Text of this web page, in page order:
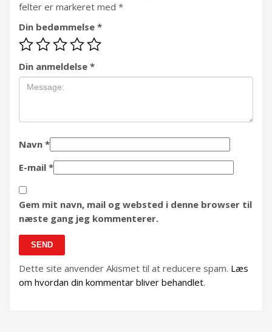
felter er markeret med *
Din bedømmelse *
Din anmeldelse *
Navn *
E-mail *
Gem mit navn, mail og websted i denne browser til
næste gang jeg kommenterer.
Dette site anvender Akismet til at reducere spam. Læs
om hvordan din kommentar bliver behandlet.